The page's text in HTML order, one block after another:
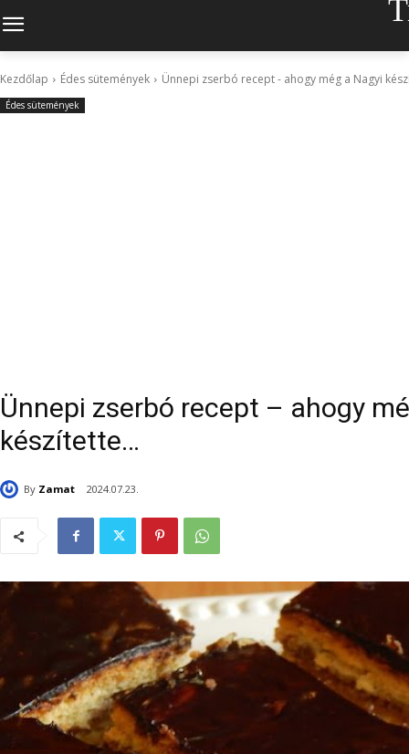
Kezdőlap Édes sütemények Ünnepi zserbó recept - ahogy még a Nagyi
Édes sütemények
Ünnepi zserbó recept – ahogy
készítette…
By Zamat 2024.07.23.